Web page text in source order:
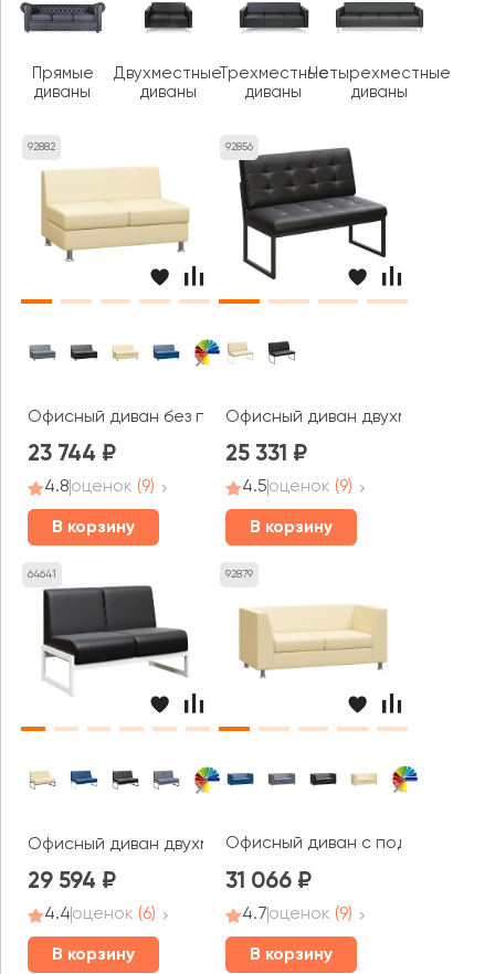
92882
Офисный диван без подлокотников двухместный
23 744
4.8оценок (9)
В корзину
92856
Офисный диван двухместный
25 331
4.5оценок (9)
В корзину
64641
Офисный диван двухместный Модуль / Module
29 594
4.4оценок (6)
В корзину
92879
Офисный диван с
31 066
4.7оценок (9)
В корзину
Прямые
диваны
Двухместные
диваны
Трехместные
диваны
Четырехместные
диваны